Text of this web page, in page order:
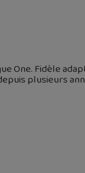
One. Fidèle
plusieurs